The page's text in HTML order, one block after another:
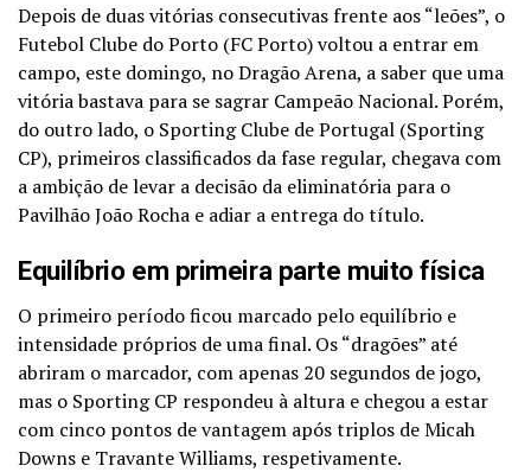
Depois de duas vitórias consecutivas frente aos “leões”, o
Futebol Clube do Porto (FC Porto) voltou a entrar em
campo, este domingo, no Dragão Arena, a saber que uma
vitória bastava para se sagrar Campeão Nacional. Porém,
do outro lado, o Sporting Clube de Portugal (Sporting
CP), primeiros classificados da fase regular, chegava com
a ambição de levar a decisão da eliminatória para o
Pavilhão João Rocha e adiar a entrega do título.
Equilíbrio em primeira parte muito física
O primeiro período ficou marcado pelo equilíbrio e
intensidade próprios de uma final. Os “dragões” até
abriram o marcador, com apenas 20 segundos de jogo,
mas o Sporting CP respondeu à altura e chegou a estar
com cinco pontos de vantagem após triplos de Micah
Downs e Travante Williams, respetivamente.